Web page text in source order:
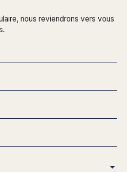
nous reviendrons vers vous